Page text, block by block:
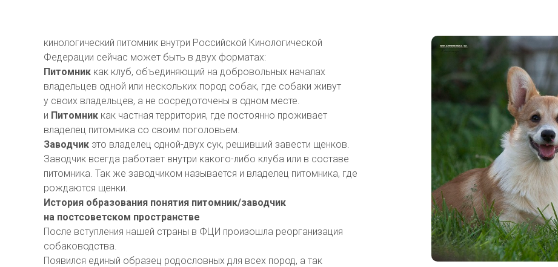
кинологический питомник внутри Российской Кинологической
Федерации сейчас может быть в двух форматах:
Питомник как клуб, объединяющий на добровольных началах
владельцев одной или нескольких пород собак, где собаки живут
у своих владельцев, а не сосредоточены в одном месте.
и Питомник как частная территория, где постоянно проживает
владелец питомника со своим поголовьем.
Заводчик это владелец одной-двух сук, решивший завести щенков.
Заводчик всегда работает внутри какого-либо клуба или в составе
питомника. Так же заводчиком называется и владелец питомника, где
рождаются щенки.
История образования понятия питомник/заводчик
на постсоветском пространстве
После вступления нашей страны в ФЦИ произошла реорганизация
собаководства.
Появился единый образец родословных для всех пород, а так